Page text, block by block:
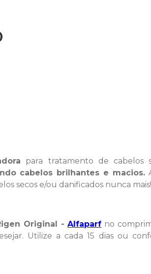
para tratamento de cabelos
cabelos brilhantes e macios.
secos e/ou danificados nunca mais!
Original -Alfaparf no
Utilize a cada 15 dias ou